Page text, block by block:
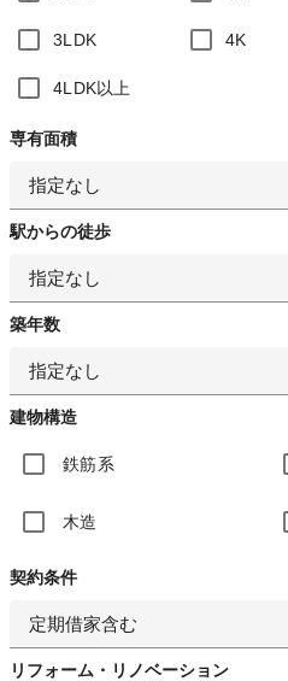
3LDK 4K
4LDK以上
専有面積
指定なし
駅からの徒歩
指定なし
築年数
指定なし
建物構造
鉄筋系
木造
契約条件
定期借家含む
リフォーム・リノベーション